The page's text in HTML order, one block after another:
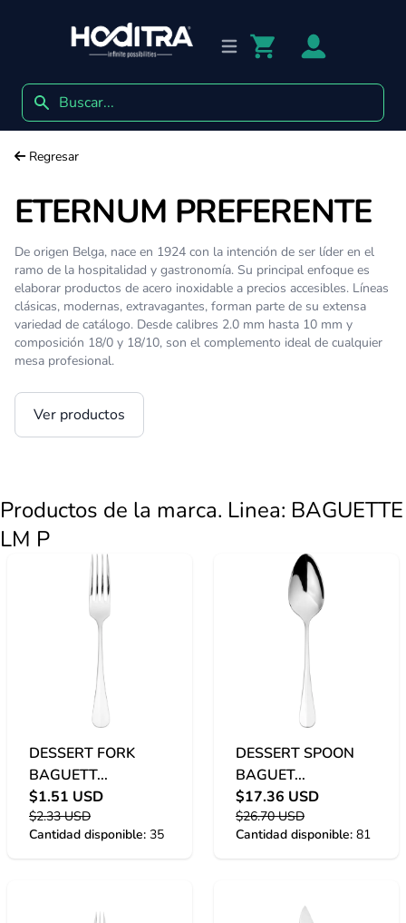
Open main menu
Search icon
Regresar
ETERNUM PREFERENTE
De origen Belga, nace en 1924 con la intención de ser líder en el
ramo de la hospitalidad y gastronomía. Su principal enfoque es
elaborar productos de acero inoxidable a precios accesibles. Líneas
clásicas, modernas, extravagantes, forman parte de su extensa
variedad de catálogo. Desde calibres 2.0 mm hasta 10 mm y
composición 18/0 y 18/10, son el complemento ideal de cualquier
mesa profesional.
Ver productos
Productos de la marca. Linea: BAGUETTE
LM P
DESSERT FORK
BAGUETT...
$1.51 USD
$2.33 USD
Cantidad disponible: 35
DESSERT SPOON
BAGUET...
$17.36 USD
$26.70 USD
Cantidad disponible: 81